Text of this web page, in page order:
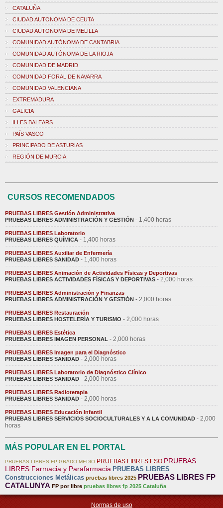
CATALUÑA
CIUDAD AUTONOMA DE CEUTA
CIUDAD AUTONOMA DE MELILLA
COMUNIDAD AUTÓNOMA DE CANTABRIA
COMUNIDAD AUTÓNOMA DE LA RIOJA
COMUNIDAD DE MADRID
COMUNIDAD FORAL DE NAVARRA
COMUNIDAD VALENCIANA
EXTREMADURA
GALICIA
ILLES BALEARS
PAÍS VASCO
PRINCIPADO DE ASTURIAS
REGIÓN DE MURCIA
CURSOS RECOMENDADOS
PRUEBAS LIBRES Gestión Administrativa
PRUEBAS LIBRES ADMINISTRACIÓN Y GESTIÓN - 1,400 horas
PRUEBAS LIBRES Laboratorio
PRUEBAS LIBRES QUÍMICA - 1,400 horas
PRUEBAS LIBRES Auxiliar de Enfermería
PRUEBAS LIBRES SANIDAD - 1,400 horas
PRUEBAS LIBRES Animación de Actividades Físicas y Deportivas
PRUEBAS LIBRES ACTIVIDADES FÍSICAS Y DEPORTIVAS - 2,000 horas
PRUEBAS LIBRES Administración y Finanzas
PRUEBAS LIBRES ADMINISTRACIÓN Y GESTIÓN - 2,000 horas
PRUEBAS LIBRES Restauración
PRUEBAS LIBRES HOSTELERÍA Y TURISMO - 2,000 horas
PRUEBAS LIBRES Estética
PRUEBAS LIBRES IMAGEN PERSONAL - 2,000 horas
PRUEBAS LIBRES Imagen para el Diagnóstico
PRUEBAS LIBRES SANIDAD - 2,000 horas
PRUEBAS LIBRES Laboratorio de Diagnóstico Clínico
PRUEBAS LIBRES SANIDAD - 2,000 horas
PRUEBAS LIBRES Radioterapia
PRUEBAS LIBRES SANIDAD - 2,000 horas
PRUEBAS LIBRES Educación Infantil
PRUEBAS LIBRES SERVICIOS SOCIOCULTURALES Y A LA COMUNIDAD - 2,000
horas
MÁS POPULAR EN EL PORTAL
PRUEBAS LIBRES FP GRADO MEDIO PRUEBAS LIBRES ESO PRUEBAS
LIBRES Farmacia y Parafarmacia PRUEBAS LIBRES
Construcciones Metálicas pruebas libres 2025 PRUEBAS LIBRES FP
CATALUNYA FP por libre pruebas libres fp 2025 Cataluña
Normas de uso